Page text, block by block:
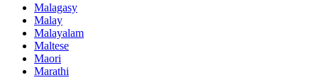
Malagasy
Malay
Malayalam
Maltese
Maori
Marathi